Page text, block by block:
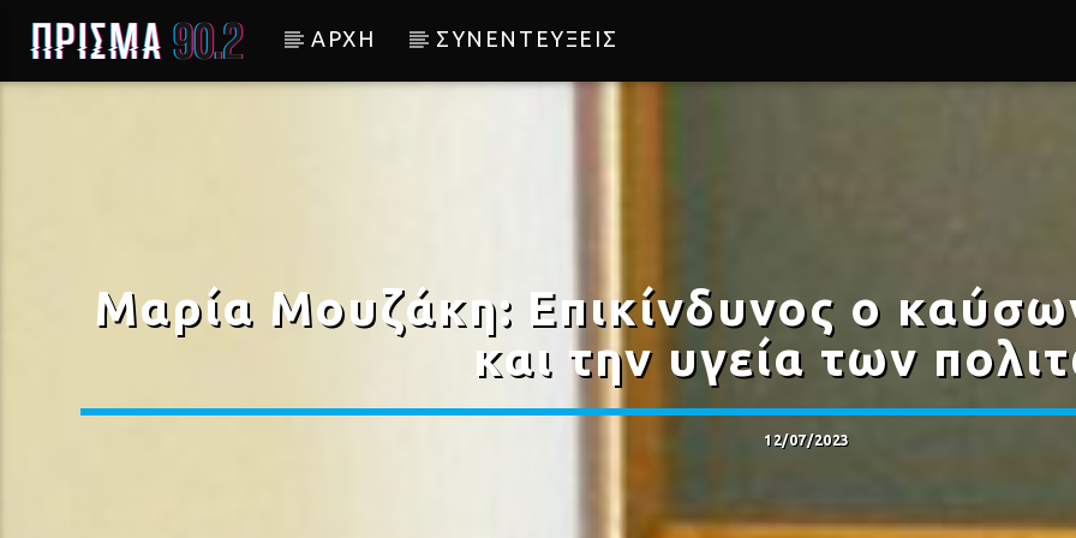
ΑΡΧΗ ΣΥΝΕΝΤΕΥΞΕΙΣ
Μαρία Μουζάκη: Επικίνδυνος ο
και την υγεία των
12/07/2023